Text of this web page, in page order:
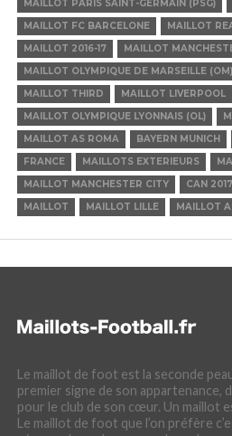
MAILLOT PARIS SAINT-GERMAIN (PSG)
MAILLOT FC BARCELONE
MAILLOT
MAILLOT 2016-17
MAILLOT
MAILLOT OLYMPIQUE DE MARSEILLE (OM)
MAILLOT THIRD
MAILLOT LIVERPOOL
MAILLOT OLYMPIQUE LYONNAIS (OL)
MAILLOT AS ROMA
BAYERN MUNICH
FRANCE
MAILLOTS EXTERIEURS
MAILLOT MANCHESTER CITY
CAN 2017
MAILLOT
MAILLOT LILLE MAILLOT
Le maillot de foot est la seconde
premier signe de son appartenance,
pour le club de son cœur. Un maillot
Le maillot de foot que l’on préfère